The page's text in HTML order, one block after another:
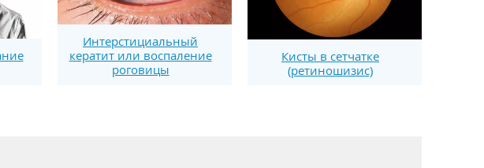
Интерстициальный
кератит или воспаление
роговицы
Кисты в сетчатке
(ретиношизис)